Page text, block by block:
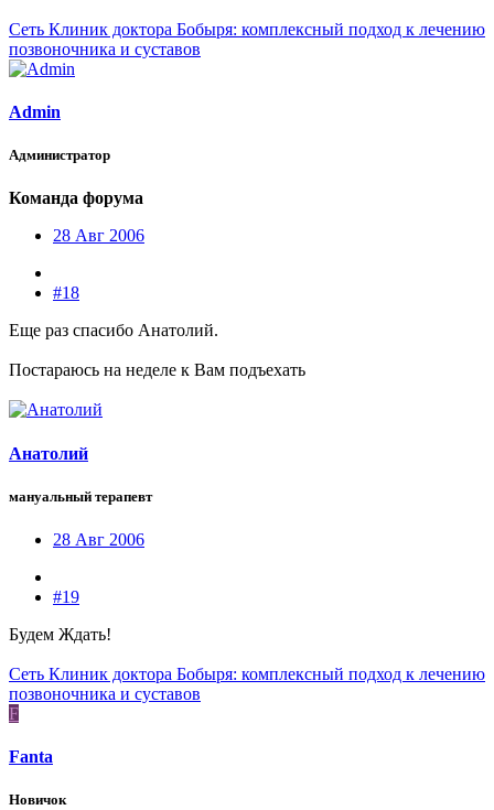
Сеть Клиник доктора Бобыря: комплексный подход к лечению
позвоночника и суставов
Admin
Администратор
Команда форума
28 Авг 2006
#18
Еще раз спасибо Анатолий.
Постараюсь на неделе к Вам подъехать
Анатолий
мануальный терапевт
28 Авг 2006
#19
Будем Ждать!
Сеть Клиник доктора Бобыря: комплексный подход к лечению
позвоночника и суставов
F
Fanta
Новичок